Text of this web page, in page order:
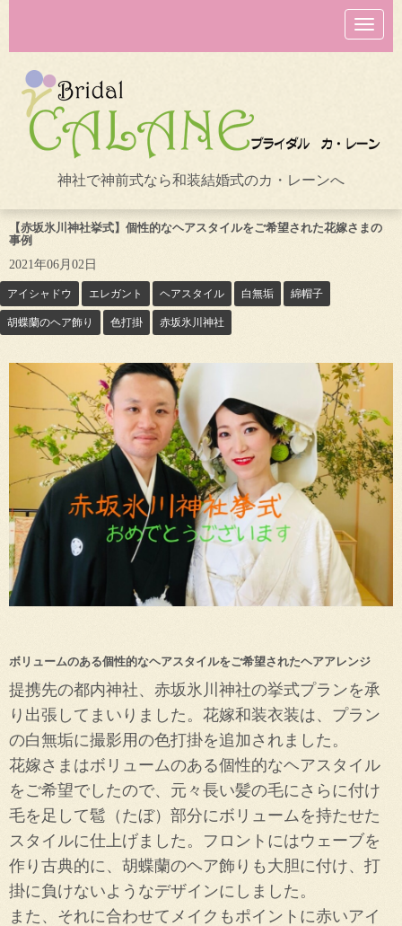
N
a
v
o
n
神社で神前式なら和装結婚式のカ・レーンへ
【赤坂氷川神社挙式】個性的なヘアスタイルをご希望された花嫁さまの
事例
2021年06月02日
アイシャドウ エレガント ヘアスタイル 白無垢 綿帽子
胡蝶蘭のヘア飾り 色打掛 赤坂氷川神社
ボリュームのある個性的なヘアスタイルをご希望されたヘアアレンジ
提携先の都内神社、赤坂氷川神社の挙式プランを承
り出張してまいりました。 花嫁和装衣装は、プラン
の白無垢に撮影用の色打掛を追加されました。
花嫁さまはボリュームのある個性的なヘアスタイル
をご希望でしたので、元々長い髪の毛にさらに付け
毛を足して髱（たぼ）部分にボリュームを持たせた
スタイルに仕上げました。 フロントにはウェーブを
作り古典的に、胡蝶蘭のヘア飾りも大胆に付け、打
掛に負けないようなデザインにしました。
また、それに合わせてメイクもポイントに赤いアイ